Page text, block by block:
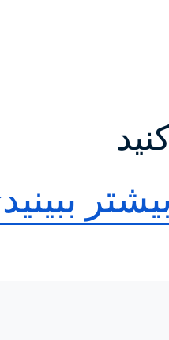
بیشتر ببینید